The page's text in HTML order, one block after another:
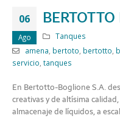
06
Ago
Tanques
amena, bertoto, bertotto,
servicio, tanques
En Bertotto-Boglione S.A.
creativas y de altísima
almacenaje de líquidos, a